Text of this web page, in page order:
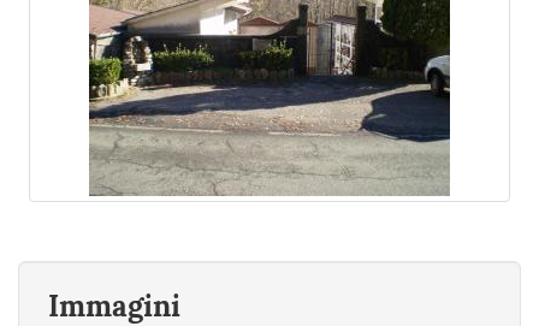
Immagini